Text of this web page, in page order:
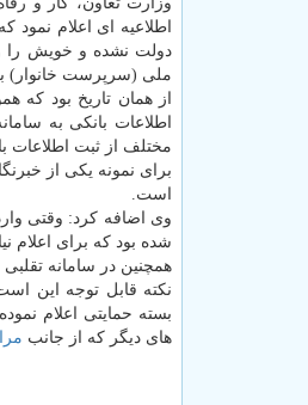
اطلاعیه ای اعلام
دولت نشده و خویش را
ملی (سرپرست خانوار) به كد دستوری
از همان تاریخ بود كه
اطلاعات بانكی به
مختلف از ثبت اطلاعات
است.
وی اضافه كرد: وقتی
شده بود كه برای اعلام
همچنین در سامانه تقلبی اعلام شده افراد باید مبلغ ۲
بسته حمایتی اعلام
های دیگر كه از جانب